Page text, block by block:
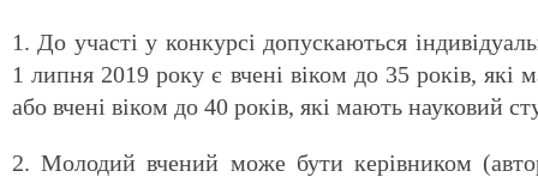
1. До участі у конкурсі допускаються
1 липня 2019 року є вчені віком до 35 років, які
або вчені віком до 40 років, які мають науковий
2. Молодий вчений може бути керівником